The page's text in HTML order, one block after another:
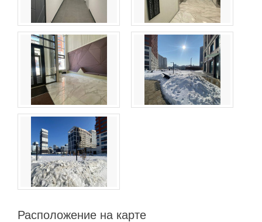
Расположение на карте